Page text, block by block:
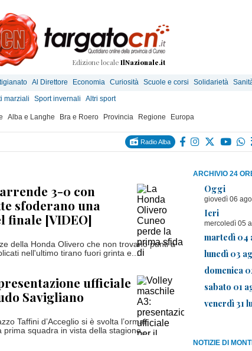
Edizione locale IlNazionale.it
Al Direttore Economia Curiosità Scuole e corsi Solidarietà
marziali Sport invernali Altri sport
Alba e Langhe Bra e Roero Provincia Regione Europa
Radio Alba
ARCHIVIO 24
Oggi
giovedì 06
Ieri
mercoledì 05
martedì 04
lunedì 03
domenica
sabato 01
venerdì 31
NOTIZIE DI
arrende 3-0 con
sfoderano una
finale [VIDEO]
della Honda Olivero che non trovano punti a
nell'ultimo tirano fuori grinta e...
ufficiale
Savigliano
Taffini d’Acceglio si è svolta l’ormai
squadra in vista della stagione...